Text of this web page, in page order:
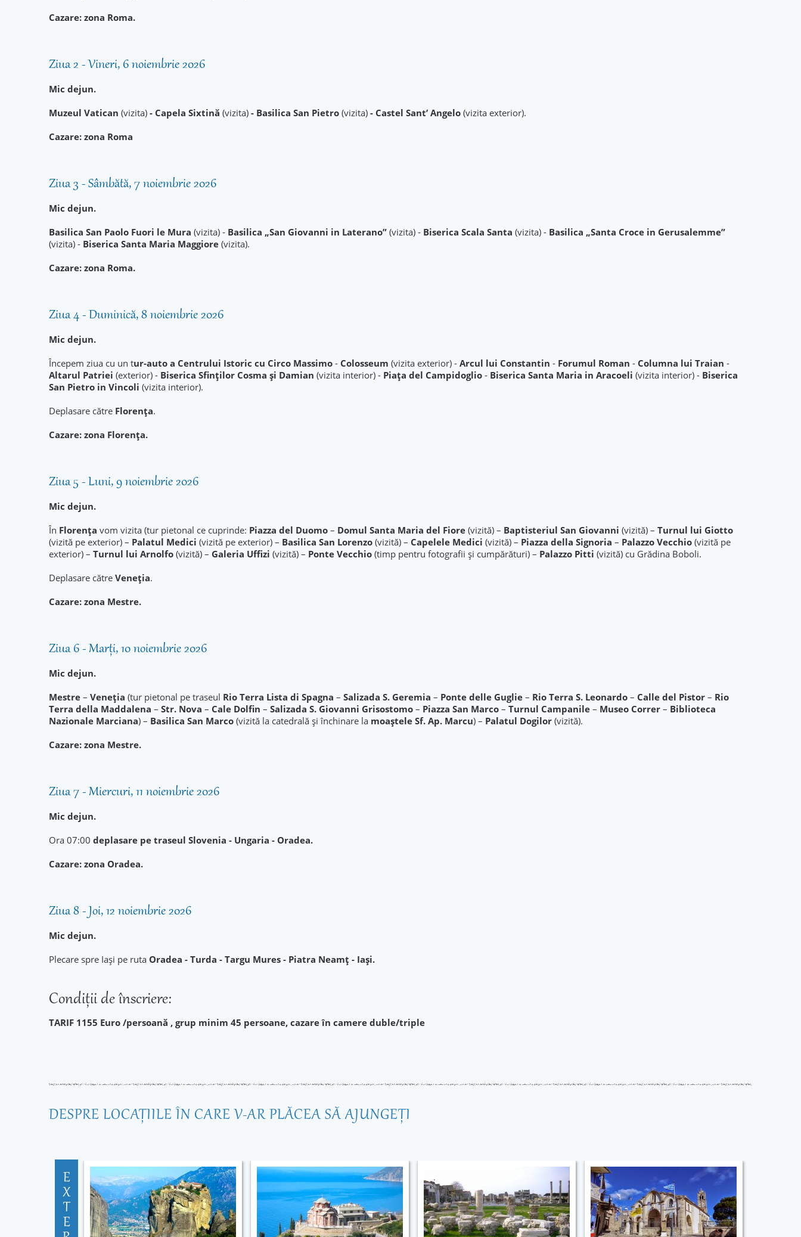
Cazare: zona Roma.
Ziua 2 - Vineri, 6 noiembrie 2026
Mic dejun.
Muzeul Vatican (vizita) - Capela Sixtină (vizita) - Basilica San Pietro (vizita) - Castel Sant’ Angelo (vizita exterior).
Cazare: zona Roma
Ziua 3 - Sâmbătă, 7 noiembrie 2026
Mic dejun.
Basilica San Paolo Fuori le Mura (vizita) - Basilica „San Giovanni in Laterano” (vizita) - Biserica Scala Santa (vizita) - Basilica „Santa Croce in Gerusalemme”
(vizita) - Biserica Santa Maria Maggiore (vizita).
Cazare: zona Roma.
Ziua 4 - Duminică, 8 noiembrie 2026
Mic dejun.
Începem ziua cu un tur-auto a Centrului Istoric cu Circo Massimo - Colosseum (vizita exterior) - Arcul lui Constantin - Forumul Roman - Columna lui Traian -
Altarul Patriei (exterior) - Biserica Sfinților Cosma și Damian (vizita interior) - Piața del Campidoglio - Biserica Santa Maria in Aracoeli (vizita interior) - Biserica
San Pietro in Vincoli (vizita interior).
Deplasare către Florența.
Cazare: zona Florența.
Ziua 5 - Luni, 9 noiembrie 2026
Mic dejun.
În Florența vom vizita (tur pietonal ce cuprinde: Piazza del Duomo – Domul Santa Maria del Fiore (vizită) – Baptisteriul San Giovanni (vizită) – Turnul lui Giotto
(vizită pe exterior) – Palatul Medici (vizită pe exterior) – Basilica San Lorenzo (vizită) – Capelele Medici (vizită) – Piazza della Signoria – Palazzo Vecchio (vizită pe
exterior) – Turnul lui Arnolfo (vizită) – Galeria Uffizi (vizită) – Ponte Vecchio (timp pentru fotografii și cumpărături) – Palazzo Pitti (vizită) cu Grădina Boboli.
Deplasare către Veneția.
Cazare: zona Mestre.
Ziua 6 - Marți, 10 noiembrie 2026
Mic dejun.
Mestre – Veneția (tur pietonal pe traseul Rio Terra Lista di Spagna – Salizada S. Geremia – Ponte delle Guglie – Rio Terra S. Leonardo – Calle del Pistor – Rio
Terra della Maddalena – Str. Nova – Cale Dolfin – Salizada S. Giovanni Grisostomo – Piazza San Marco – Turnul Campanile – Museo Correr – Biblioteca
Nazionale Marciana) – Basilica San Marco (vizită la catedrală și închinare la moaștele Sf. Ap. Marcu) – Palatul Dogilor (vizită).
Cazare: zona Mestre.
Ziua 7 - Miercuri, 11 noiembrie 2026
Mic dejun.
Ora 07:00 deplasare pe traseul Slovenia - Ungaria - Oradea.
Cazare: zona Oradea.
Ziua 8 - Joi, 12 noiembrie 2026
Mic dejun.
Plecare spre Iași pe ruta Oradea - Turda - Targu Mures - Piatra Neamț - Iași.
Condiţii de înscriere:
TARIF 1155 Euro /persoană , grup minim 45 persoane, cazare în camere duble/triple
DESPRE LOCAŢIILE ÎN CARE V-AR PLĂCEA SĂ AJUNGEŢI
E
X
T
E